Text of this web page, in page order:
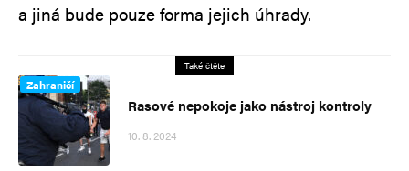
a jiná bude pouze forma jejich úhrady.
Také čtěte
Zahraničí
Rasové nepokoje jako nástroj kontroly
10. 8. 2024